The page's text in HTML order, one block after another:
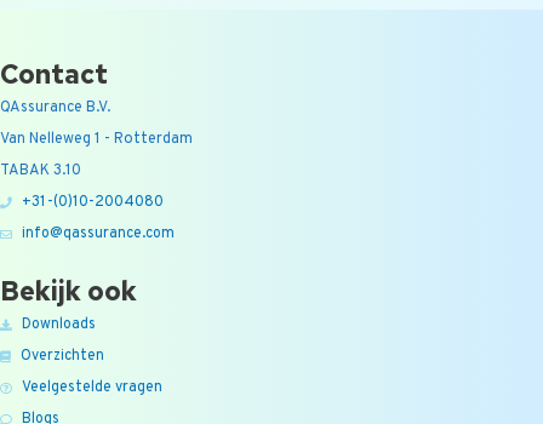
Contact
QAssurance B.V.
Van Nelleweg 1 - Rotterdam
TABAK 3.10
+31-(0)10-2004080
info@qassurance.com
Bekijk ook
Downloads
Overzichten
Veelgestelde vragen
Blogs